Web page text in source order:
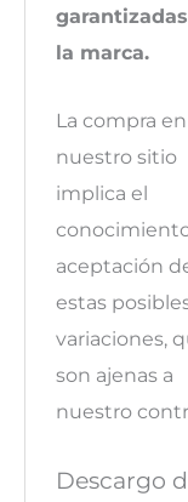
la marca.
La compra en
nuestro sitio
implica el
aceptación
estas
variaciones,
son ajenas a
nuestro
Descargo